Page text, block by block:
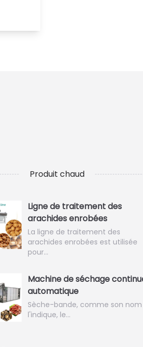
Produit chaud
Ligne de traitement des
arachides enrobées
La ligne de traitement des
arachides enrobées est utilisée
pour…
Machine de séchage
automatique
Sèche-bande, comme son nom
l'indique, le…